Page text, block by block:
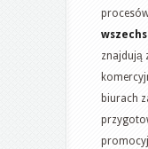
znajdują
biurach